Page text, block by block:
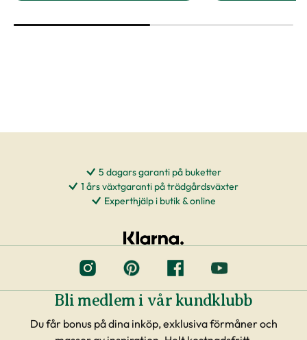
5 dagars garanti på buketter
1 års växtgaranti på trädgårdsväxter
Experthjälp i butik & online
Bli medlem i vår kundklubb
Du får bonus på dina inköp, exklusiva förmåner och